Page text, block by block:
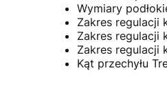
Wymiary
Zakres regulacji
Zakres regulacji
Zakres regulacji
Kąt przechyłu